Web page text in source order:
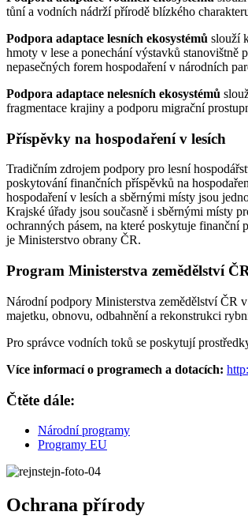
tůní a vodních nádrží přírodě blízkého
Podpora adaptace lesních ekosystémů slouží
hmoty v lese a ponechání výstavků stanovištně
nepasečných forem hospodaření v národních
Podpora adaptace nelesních ekosystémů
fragmentace krajiny a podporu migrační
Příspěvky na hospodaření v lesích
Tradičním zdrojem podpory pro lesní
poskytování finančních příspěvků na
hospodaření v lesích a sběrnými místy jsou
Krajské úřady jsou současně i sběrnými místy
ochranných pásem, na které poskytuje
je Ministerstvo obrany ČR.
Program Ministerstva zemědělství
Národní podpory Ministerstva zemědělství ČR
majetku, obnovu, odbahnění a rekonstrukci
Pro správce vodních toků se poskytují
Více informací o programech a dotacích:
Čtěte dále:
Národní programy
Programy EU
Ochrana přírody